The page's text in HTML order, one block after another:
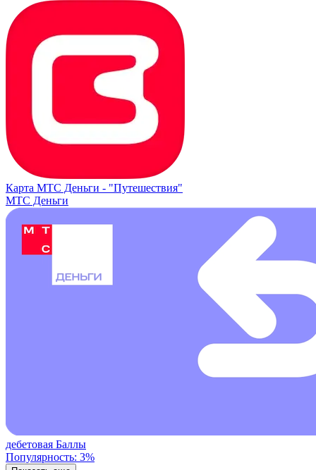
Карта МТС Деньги - "Путешествия"
МТС Деньги
дебетовая Баллы
Популярность: 3%